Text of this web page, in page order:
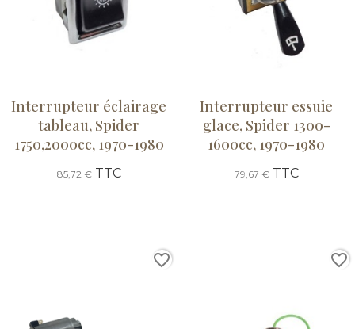
Interrupteur éclairage
tableau, Spider
1750,2000cc, 1970-1980
85,72 €TTC
Interrupteur essuie
glace, Spider 1300-
1600cc, 1970-1980
79,67 €TTC
favorite_border favorite_border